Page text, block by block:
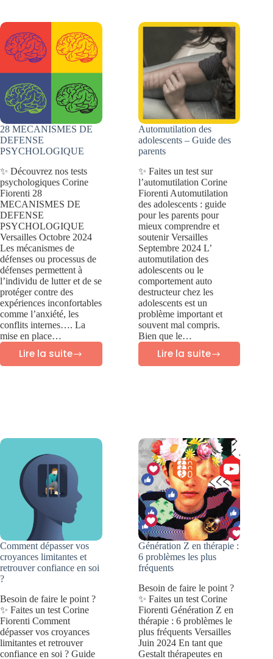
dépersonnalisation-
déréalisation
28 MECANISMES DE
DEFENSE
PSYCHOLOGIQUE
✨ Découvrez nos tests
psychologiques Corine
Fiorenti 28
MECANISMES DE
DEFENSE
PSYCHOLOGIQUE
Versailles Octobre 2024
Les mécanismes de
défenses ou processus de
défenses permettent à
l’individu de lutter et de se
protéger contre des
expériences inconfortables
comme l’anxiété, les
conflits internes…. La
mise en place…
Lire la suite
PSYCHOLOGIQUE
Automutilation des
adolescents – Guide des
parents
✨ Faites un test sur
l’automutilation Corine
Fiorenti Automutilation
des adolescents : guide
pour les parents pour
mieux comprendre et
soutenir Versailles
Septembre 2024 L’
automutilation des
adolescents ou le
comportement auto
destructeur chez les
adolescents est un
problème important et
souvent mal compris.
Bien que le…
Lire la suite
Automutilation
Guide
des
parents
Comment dépasser vos
croyances limitantes et
retrouver confiance en soi
?
Besoin de faire le point ?
✨ Faites un test Corine
Fiorenti Comment
dépasser vos croyances
limitantes et retrouver
confiance en soi ? Guide
Génération Z en thérapie :
6 problèmes les plus
fréquents
Besoin de faire le point ?
✨ Faites un test Corine
Fiorenti Génération Z en
thérapie : 6 problèmes le
plus fréquents Versailles
Juin 2024 En tant que
Gestalt thérapeutes en